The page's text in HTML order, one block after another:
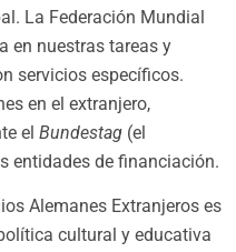
La Federación Mundial
en nuestras tareas y
servicios específicos.
en el extranjero,
el Bundestag (el
entidades de financiación.
Alemanes Extranjeros es
cultural y educativa